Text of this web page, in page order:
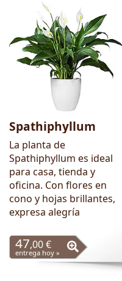
Spathiphyllum
La planta de
Spathiphyllum es ideal
para casa, tienda y
oficina. Con flores en
cono y hojas brillantes,
expresa alegría
47,00 €
entrega hoy »